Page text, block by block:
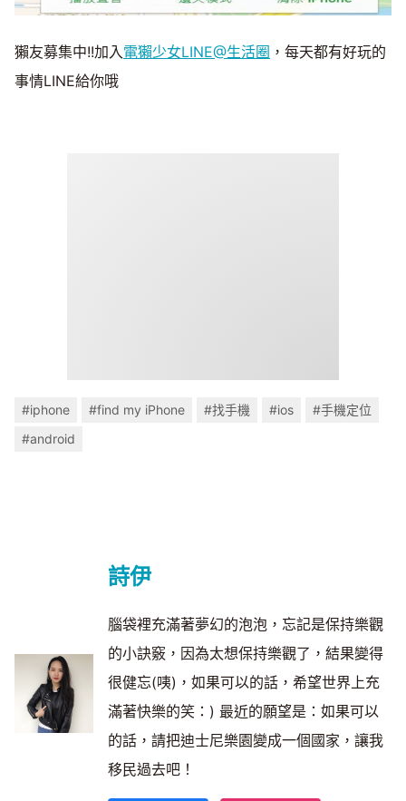
獺友募集中!!加入電獺少女LINE@生活圈 ，每天都有好玩的
事情LINE給你哦
#iphone #find my iPhone #找手機 #ios
#手機定位
#android
詩伊
腦袋裡充滿著夢幻的泡泡，忘記是保持樂觀
的小訣竅，因為太想保持樂觀了，結果變得
很健忘(咦)，如果可以的話，希望世界上充
滿著快樂的笑：) 最近的願望是：如果可以
的話，請把迪士尼樂園變成一個國家，讓我
移民過去吧！